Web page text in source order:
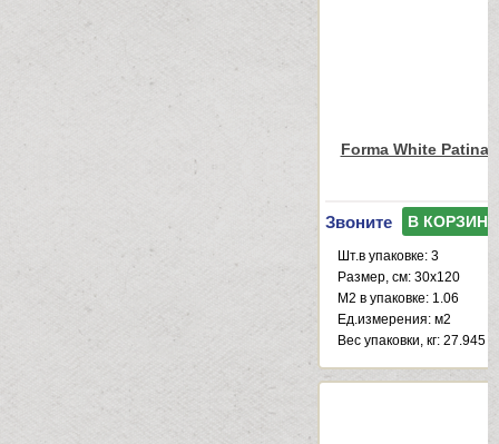
Forma White
Звоните В КОРЗИНУ
Шт.в упаковке: 3
Размер, см: 30x120
М2 в упаковке: 1.06
Ед.измерения: м2
Веc упаковки, кг: 27.945